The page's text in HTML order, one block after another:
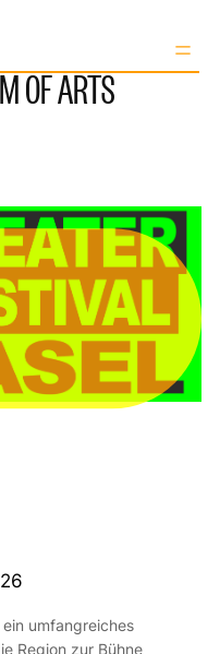
OF ARTS
umfangreiches
Region zur Bühne
→